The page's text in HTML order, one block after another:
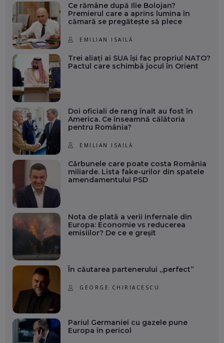
Ce rămâne după Ilie Bolojan?
Premierul care a aprins lumina în
cămară se pregătește să plece
EMILIAN ISAILĂ
Trei aliați ai SUA își fac propriul NATO?
Pactul care schimbă jocul în Orient
Doi oficiali de rang înalt au fost în
America. Ce înseamnă călătoria
pentru România?
EMILIAN ISAILĂ
Cărbunele care poate costa România
miliarde. Lista fake-urilor din spatele
amendamentului PSD
Nota de plată a verii infernale din
Europa: Economie vs reducerea
emisiilor? De ce e greșit
În căutarea partenerului „perfect”
GEORGE CHIRIACESCU
Pariul Germaniei cu gazele pune
Europa în pericol